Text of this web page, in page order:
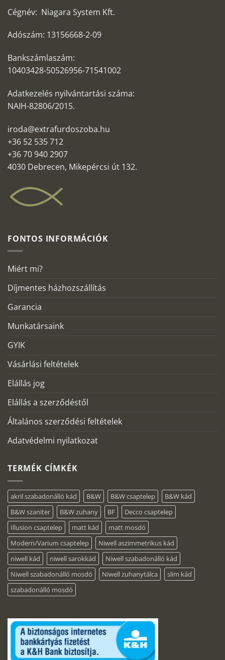
Cégnév: Niagara System Kft.
Adószám: 13156668-2-09
Bankszámlaszám:
10403428-50526956-71541002
Adatkezelés nyilvántartási száma:
NAIH-82806/2015.
iroda@extrafurdoszoba.hu
+36 52 535 712
+36 70 940 2907
4030 Debrecen, Mikepércsi út 132.
FONTOS INFORMÁCIÓK
Miért mi?
Díjmentes házhozszállítás
Garancia
Munkatársaink
GYIK
Vásárlási feltételek
Elállás jog
Elállás a szerződéstől
Általános szerződési feltételek
Adatvédelmi nyilatkozat
TERMÉK CÍMKÉK
akril szabadonálló kád B&W B&W csaptelep
B&W kád
B&W szaniter
B&W zuhany BF
Decco csaptelep
Illusion csaptelep
matt kád
matt mosdó
Modern/Varium csaptelep
Niwell aszimmetrikus kád
niwell kád
niwell sarokkád
Niwell szabadonálló kád
Niwell szabadonálló mosdó
Niwell zuhanytálca
slim kád
szabadonálló mosdó